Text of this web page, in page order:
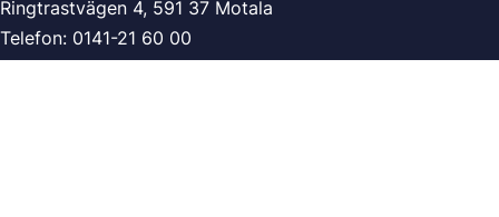
Ringtrastvägen 4, 591 37 Motala
Telefon: 0141-21 60 00
E-post:info@broddson.se